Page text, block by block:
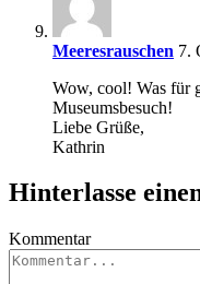
Meeresrauschen 7.
Wow, cool! Was für
Museumsbesuch!
Liebe Grüße,
Kathrin
Hinterlasse
Kommentar